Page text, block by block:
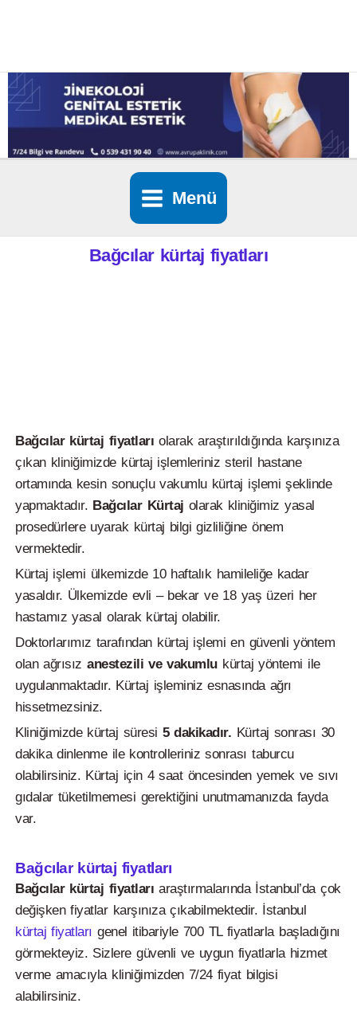
Menü
Bağcılar kürtaj fiyatları
Bağcılar kürtaj fiyatları olarak araştırıldığında karşınıza
çıkan kliniğimizde kürtaj işlemleriniz steril hastane
ortamında kesin sonuçlu vakumlu kürtaj işlemi şeklinde
yapmaktadır. BağcılarKürtaj olarak kliniğimiz yasal
prosedürlere uyarak kürtaj bilgi gizliliğine önem
vermektedir.
Kürtaj işlemi ülkemizde 10 haftalık hamileliğe kadar
yasaldır. Ülkemizde evli – bekar ve 18 yaş üzeri her
hastamız yasal olarak kürtaj olabilir.
Doktorlarımız tarafından kürtaj işlemi en güvenli yöntem
olan ağrısızanestezili ve vakumlukürtaj yöntemi ile
uygulanmaktadır. Kürtaj işleminiz esnasında ağrı
hissetmezsiniz.
Kliniğimizde kürtaj süresi 5 dakikadır. Kürtaj sonrası 30
dakika dinlenme ile kontrolleriniz sonrası taburcu
olabilirsiniz. Kürtaj için 4 saat öncesinden yemek ve sıvı
gıdalar tüketilmemesi gerektiğini unutmamanızda fayda
var.
Bağcılar kürtaj fiyatları
Bağcılar kürtaj fiyatları araştırmalarında İstanbul’da çok
değişken fiyatlar karşınıza çıkabilmektedir. İstanbul
kürtaj fiyatları genel itibariyle 700 TL fiyatlarla başladığını
görmekteyiz. Sizlere güvenli ve uygun fiyatlarla hizmet
verme amacıyla kliniğimizden 7/24 fiyat bilgisi
alabilirsiniz.